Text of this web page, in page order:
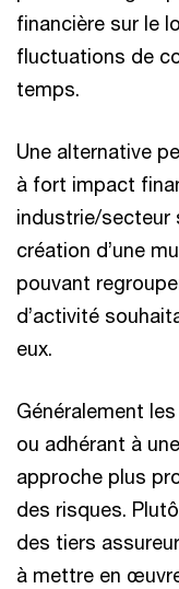
financière sur le
fluctuations de
temps.
Une alternative
à fort impact
industrie/secteur
création d’une
pouvant
d’activité
eux.
Généralement
ou adhérant à
approche plus
des risques.
des tiers
à mettre en